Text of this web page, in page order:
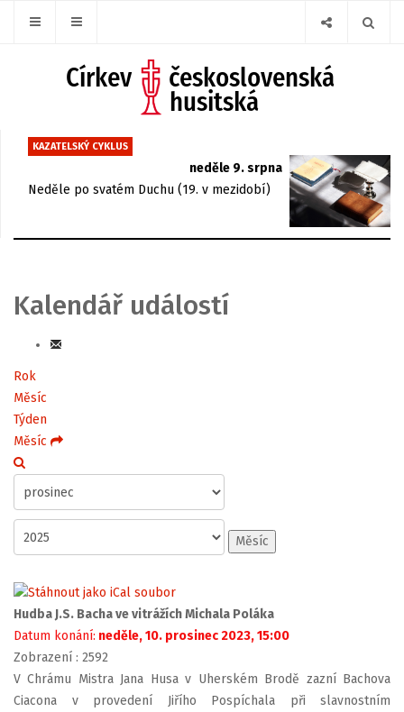
KAZATELSKÝ CYKLUS
neděle 9. srpna
Neděle po svatém Duchu (19. v mezidobí)
Kalendář událostí
Rok
Měsíc
Týden
Měsíc
Měsíc
Hudba J.S. Bacha ve vitrážích Michala Poláka
Datum konání: neděle, 10. prosinec 2023, 15:00
Zobrazení : 2592
V Chrámu Mistra Jana Husa v Uherském Brodě zazní Bachova
Ciacona v provedení Jiřího Pospíchala při slavnostním